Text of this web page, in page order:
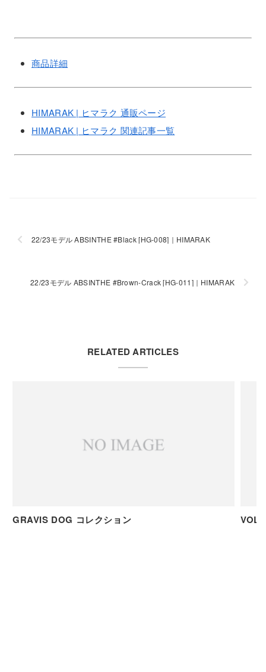
商品詳細
HIMARAK | ヒマラク 通販ページ
HIMARAK | ヒマラク 関連記事一覧
22/23モデル ABSINTHE #Black [HG-008]｜HIMARAK
22/23モデル ABSINTHE #Brown-Crack [HG-011]｜HIMARAK
RELATED ARTICLES
GRAVIS DOG コレクション